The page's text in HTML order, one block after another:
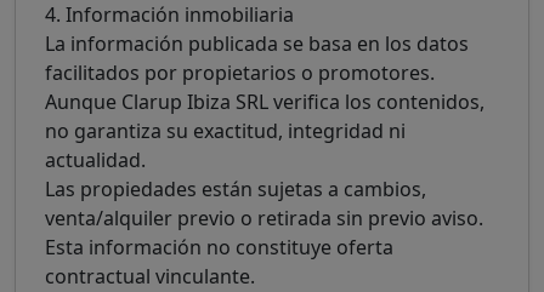
4. Información inmobiliaria
La información publicada se basa en los datos
facilitados por propietarios o promotores.
Aunque Clarup Ibiza SRL verifica los contenidos,
no garantiza su exactitud, integridad ni
actualidad.
Las propiedades están sujetas a cambios,
venta/alquiler previo o retirada sin previo aviso.
Esta información no constituye oferta
contractual vinculante.